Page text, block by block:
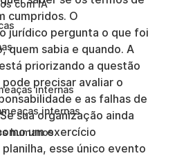
com IA
internas
internas
humanos
cumpridos. O
jurídico pergunta o que foi
quem sabia e quando. A
priorizando a questão
pode precisar avaliar o
e as falhas de
sua organização ainda
um exercício
esse único evento